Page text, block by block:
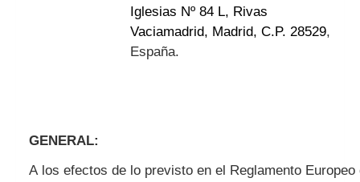
Iglesias Nº 84 L, Rivas
Vaciamadrid, Madrid, C.P. 28529,
España.
GENERAL:
A los efectos de lo previsto en el Reglamento Europeo